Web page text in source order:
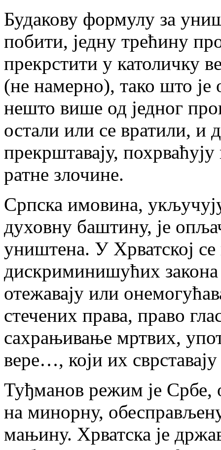
Будакову формулу за
побити, једну трећину
прекрстити у католичку
(не намерно), тако што је
нешто више од једног
остали или се вратили, и
прекрштавају,
ратне злочине.
Српска имовина,
духовну баштину, је
уништена. У Хрватској
дискриминишућих
отежавају или
стечених права, право
сахрањивање мртвих,
вере…, који их
Туђманов режим је Србе,
на минорну,
мањину. Хрватска је